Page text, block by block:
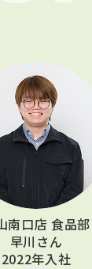
南口店 食品部
早川さん
2022年入社